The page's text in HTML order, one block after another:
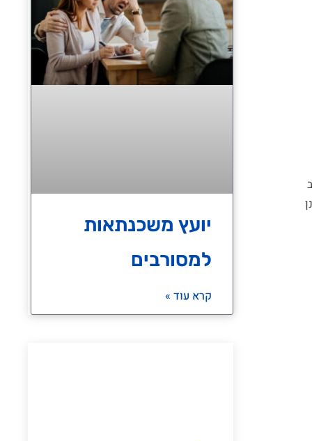
יועץ משכנתאות
למסורבים
קרא עוד »